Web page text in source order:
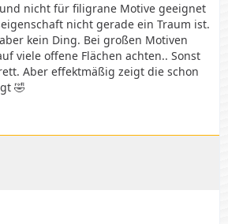
nicht für filigrane Motive geeignet
nicht gerade ein Traum ist.
kein Ding. Bei großen Motiven
viele offene Flächen achten.. Sonst
Aber effektmäßig zeigt die schon
🤣